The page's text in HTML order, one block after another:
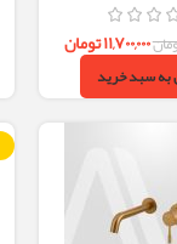
۱۱,۷۰۰,۰۰۰تومان
به سبد خرید